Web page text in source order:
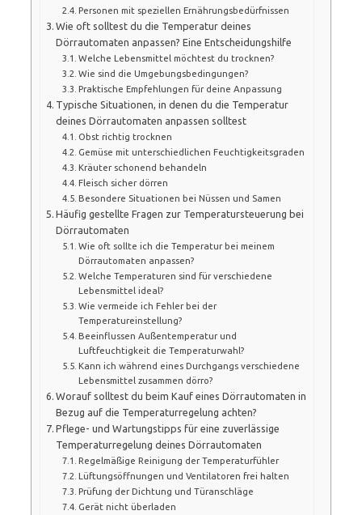
Personen mit speziellen Ernährungsbedürfnissen
Wie oft solltest du die Temperatur deines
Dörrautomaten anpassen? Eine Entscheidungshilfe
Welche Lebensmittel möchtest du trocknen?
Wie sind die Umgebungsbedingungen?
Praktische Empfehlungen für deine Anpassung
Typische Situationen, in denen du die Temperatur
deines Dörrautomaten anpassen solltest
Obst richtig trocknen
Gemüse mit unterschiedlichen Feuchtigkeitsgraden
Kräuter schonend behandeln
Fleisch sicher dörren
Besondere Situationen bei Nüssen und Samen
Häufig gestellte Fragen zur Temperatursteuerung bei
Dörrautomaten
Wie oft sollte ich die Temperatur bei meinem
Dörrautomaten anpassen?
Welche Temperaturen sind für verschiedene
Lebensmittel ideal?
Wie vermeide ich Fehler bei der
Temperatureinstellung?
Beeinflussen Außentemperatur und
Luftfeuchtigkeit die Temperaturwahl?
Kann ich während eines Durchgangs verschiedene
Lebensmittel zusammen dörro?
Worauf solltest du beim Kauf eines Dörrautomaten in
Bezug auf die Temperaturregelung achten?
Pflege- und Wartungstipps für eine zuverlässige
Temperaturregelung deines Dörrautomaten
Regelmäßige Reinigung der Temperaturfühler
Lüftungsöffnungen und Ventilatoren frei halten
Prüfung der Dichtung und Türanschläge
Gerät nicht überladen